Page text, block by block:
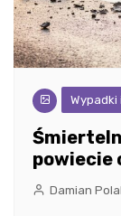
Wypadki
powiecie
Damian